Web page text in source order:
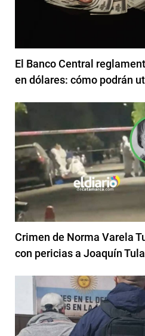
El Banco Central
en dólares: cómo podrán
Crimen de Norma Varela
con pericias a Joaquín Tula